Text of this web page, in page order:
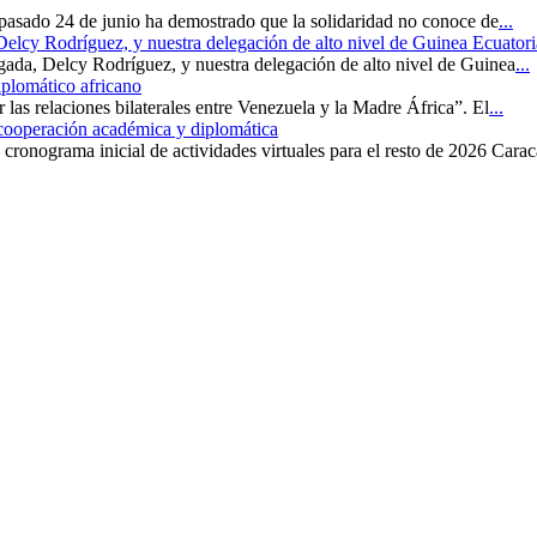
24 de junio ha demostrado que la solidaridad no conoce de...
Rodríguez, y nuestra delegación de alto nivel de Guinea
Delcy Rodríguez, y nuestra delegación de alto nivel de Guinea...
africano
relaciones bilaterales entre Venezuela y la Madre África”. El...
académica y diplomática
inicial de actividades virtuales para el resto de 2026